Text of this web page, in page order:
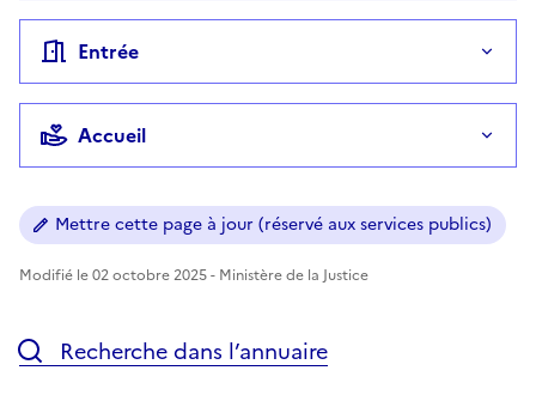
Entrée
Accueil
Mettre cette page à jour (réservé aux services publics)
Modifié le 02 octobre 2025 - Ministère de la Justice
Recherche dans l’annuaire